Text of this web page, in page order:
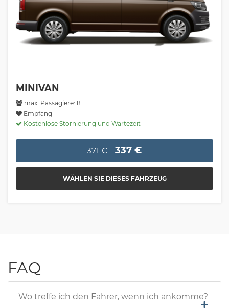
MINIVAN
max. Passagiere: 8
Empfang
Kostenlose Stornierung und Wartezeit
371 € 337 €
WÄHLEN SIE DIESES FAHRZEUG
FAQ
Wo treffe ich den Fahrer, wenn ich ankomme?